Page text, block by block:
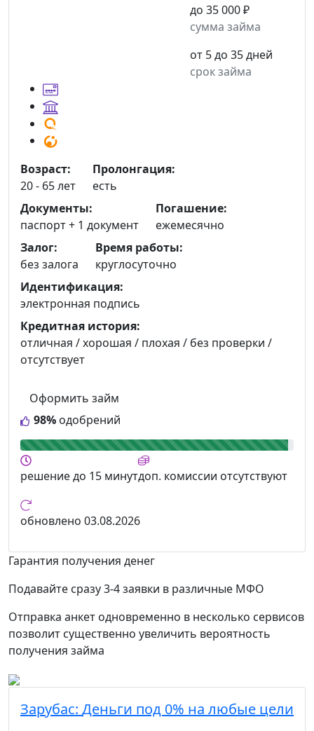
до 35 000 ₽
сумма займа
от 5 до 35 дней
срок займа
98% одобрений
Оформить займ
Возраст:
20 - 65 лет
Пролонгация:
есть
Документы:
паспорт + 1 документ
Погашение:
ежемесячно
Залог:
без залога
Время работы:
круглосуточно
Идентификация:
электронная подпись
Кредитная история:
отличная / хорошая / плохая / без проверки /
отсутствует
решениедо 15 минутдоп. комиссии отсутствуют
обновлено 03.08.2026
Гарантия получения денег
Подавайте сразу 3-4 заявки в различные МФО
Отправка анкет одновременно в несколько сервисов
позволит существенно увеличить вероятность
получения займа
Зарубас: Деньги под 0% на любые цели